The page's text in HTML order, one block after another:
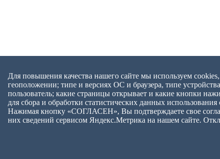
Для повышения качества нашего сайте мы используем
геоположении; типе и версиях ОС и браузера, типе
пользователь; какие страницы открывает и какие кнопки
для сбора и обработки статистических данных
Нажимая кнопку «СОГЛАСЕН», Вы подтверждаете свое
них сведений сервисом Яндекс.Метрика на нашем сайте.